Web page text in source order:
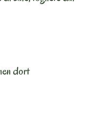
dort